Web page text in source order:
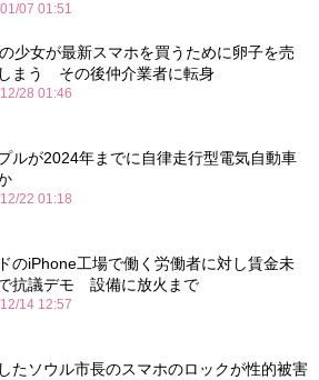
07 01:51
少女が最新スマホを買うために卵子を売
まう その後仲介業者に転身
28 01:46
ルが2024年までに自律走行型電気自動車
22 01:18
のiPhone工場で働く労働者に対し賃金未
抗議デモ 設備に放火まで
14 12:57
たソウル市長のスマホのロックが性的被害